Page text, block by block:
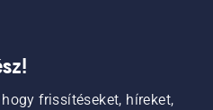
frissítéseket, híreket,